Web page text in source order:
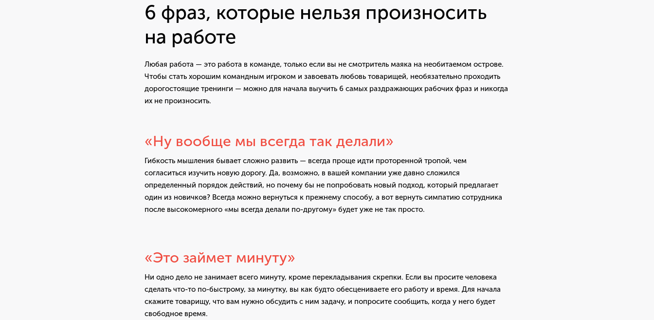
6 фраз, которые нельзя произносить
на работе
Любая работа — это работа в команде, только если вы не смотритель маяка на необитаемом острове.
Чтобы стать хорошим командным игроком и завоевать любовь товарищей, необязательно проходить
дорогостоящие тренинги — можно для начала выучить 6 самых раздражающих рабочих фраз и никогда
их не произносить.
«Ну вообще мы всегда так делали»
Гибкость мышления бывает сложно развить — всегда проще идти проторенной тропой, чем
согласиться изучить новую дорогу. Да, возможно, в вашей компании уже давно сложился
определенный порядок действий, но почему бы не попробовать новый подход, который предлагает
один из новичков? Всегда можно вернуться к прежнему способу, а вот вернуть симпатию сотрудника
после высокомерного «мы всегда делали по-другому» будет уже не так просто.
«Это займет минуту»
Ни одно дело не занимает всего минуту, кроме перекладывания скрепки. Если вы просите человека
сделать что-то по-быстрому, за минутку, вы как будто обесцениваете его работу и время. Для начала
скажите товарищу, что вам нужно обсудить с ним задачу, и попросите сообщить, когда у него будет
свободное время.